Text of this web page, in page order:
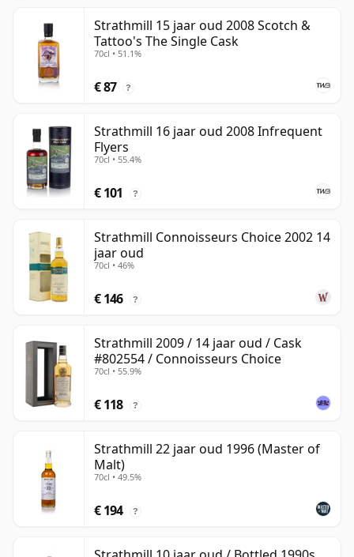
Strathmill 15 jaar oud 2008 Scotch &
Tattoo's The Single Cask
70cl • 51.1%
€ 87 ?
Strathmill 16 jaar oud 2008 Infrequent
Flyers
70cl • 55.4%
€ 101 ?
Strathmill Connoisseurs Choice 2002 14
jaar oud
70cl • 46%
€ 146 ?
Strathmill 2009 / 14 jaar oud / Cask
#802554 / Connoisseurs Choice
70cl • 55.9%
€ 118 ?
Strathmill 22 jaar oud 1996 (Master of
Malt)
70cl • 49.5%
€ 194 ?